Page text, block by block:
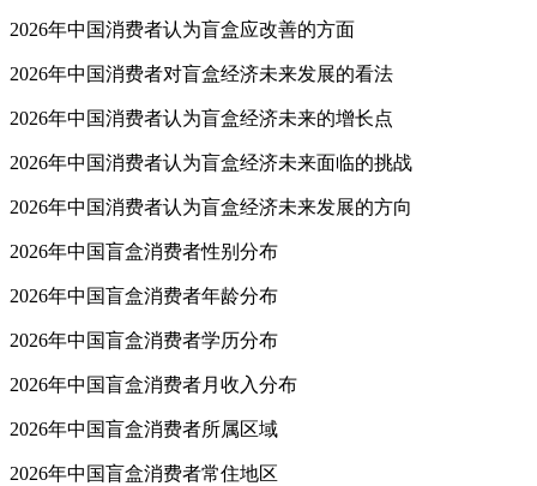
2026年中国消费者认为盲盒应改善的方面
2026年中国消费者对盲盒经济未来发展的看法
2026年中国消费者认为盲盒经济未来的增长点
2026年中国消费者认为盲盒经济未来面临的挑战
2026年中国消费者认为盲盒经济未来发展的方向
2026年中国盲盒消费者性别分布
2026年中国盲盒消费者年龄分布
2026年中国盲盒消费者学历分布
2026年中国盲盒消费者月收入分布
2026年中国盲盒消费者所属区域
2026年中国盲盒消费者常住地区